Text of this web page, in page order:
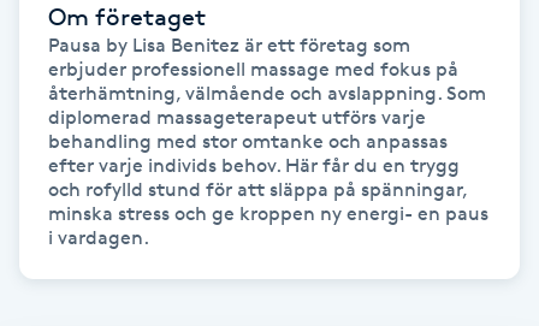
Hot Stone Massage
Hot yoga
Hudföryngring
Huduppstramning
Om företaget
Pausa by Lisa Benitez är ett företag som
erbjuder professionell massage med fokus på
återhämtning, välmående och avslappning. Som
diplomerad massageterapeut utförs varje
behandling med stor omtanke och anpassas
efter varje individs behov. Här får du en trygg
och rofylld stund för att släppa på spänningar,
minska stress och ge kroppen ny energi- en paus
i vardagen.